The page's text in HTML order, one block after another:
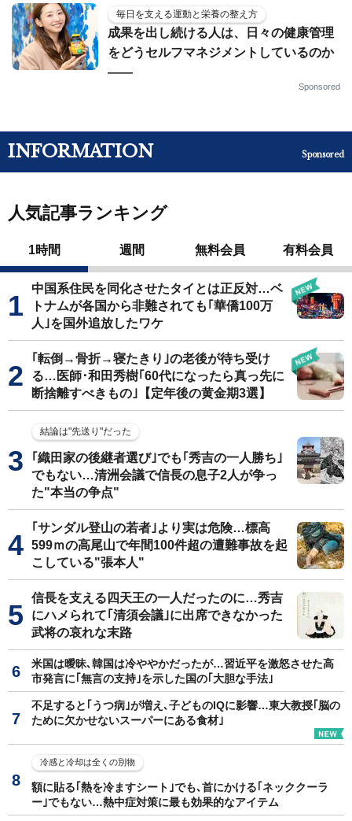
毎日を支える運動と栄養の整え方
成果を出し続ける人は、日々の健康管理
をどうセルフマネジメントしているのか
——
Sponsored
INFORMATION Sponsored
人気記事ランキング
1時間 週間 無料会員 有料会員
中国系住民を同化させたタイとは正反対…ベ
トナムが各国から非難されても｢華僑100万
人｣を国外追放したワケ
｢転倒→骨折→寝たきり｣の老後が待ち受け
る…医師･和田秀樹｢60代になったら真っ先に
断捨離すべきもの｣【定年後の黄金期3選】
結論は"先送り"だった
｢織田家の後継者選び｣でも｢秀吉の一人勝ち｣
でもない…清洲会議で信長の息子2人が争っ
た"本当の争点"
｢サンダル登山の若者｣より実は危険…標高
599ｍの高尾山で年間100件超の遭難事故を起
こしている"張本人"
信長を支える四天王の一人だったのに…秀吉
にハメられて｢清須会議｣に出席できなかった
武将の哀れな末路
米国は曖昧､韓国は冷ややかだったが…習近平を激怒させた高
市発言に｢無言の支持｣を示した国の｢大胆な手法｣
不足すると｢うつ病｣が増え､子どものIQに影響…東大教授｢脳の
ために欠かせないスーパーにある食材｣
冷感と冷却は全くの別物
額に貼る｢熱を冷ますシート｣でも､首にかける｢ネッククーラ
ー｣でもない…熱中症対策に最も効果的なアイテム